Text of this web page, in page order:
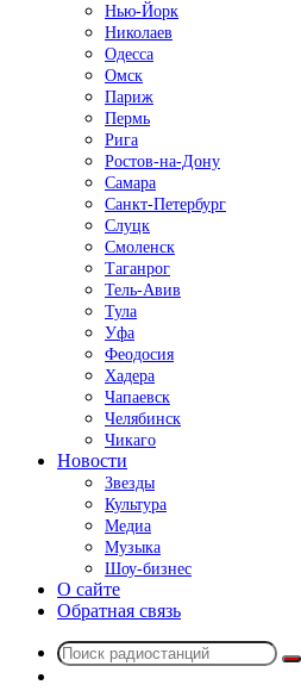
Нью-Йорк
Николаев
Одесса
Омск
Париж
Пермь
Рига
Ростов-на-Дону
Самара
Санкт-Петербург
Слуцк
Смоленск
Таганрог
Тель-Авив
Тула
Уфа
Феодосия
Хадера
Чапаевск
Челябинск
Чикаго
Новости
Звезды
Культура
Медиа
Музыка
Шоу-бизнес
О сайте
Обратная связь